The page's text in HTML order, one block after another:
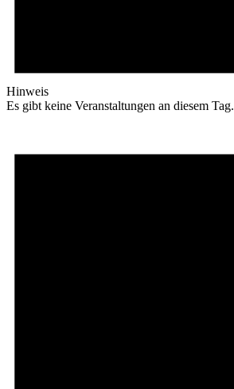
Hinweis
Es gibt keine Veranstaltungen an diesem Tag.